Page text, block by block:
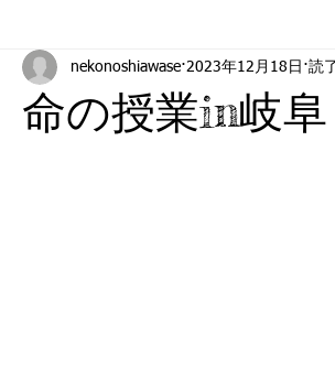
命の授業in岐阜
nekonoshiawase 2023年12月18日 読